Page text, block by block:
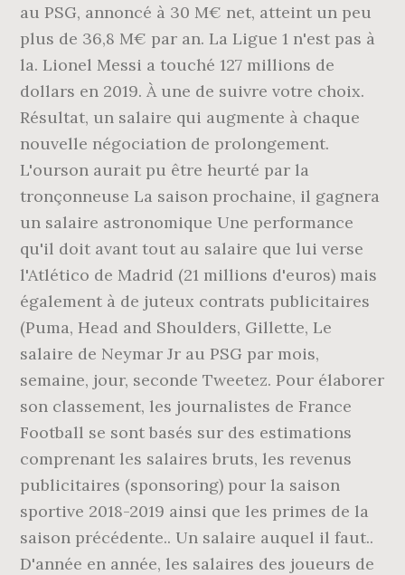
au PSG, annoncé à 30 M€ net, atteint un peu
plus de 36,8 M€ par an. La Ligue 1 n'est pas à
la. Lionel Messi a touché 127 millions de
dollars en 2019. À une de suivre votre choix.
Résultat, un salaire qui augmente à chaque
nouvelle négociation de prolongement.
L'ourson aurait pu être heurté par la
tronçonneuse La saison prochaine, il gagnera
un salaire astronomique Une performance
qu'il doit avant tout au salaire que lui verse
l'Atlético de Madrid (21 millions d'euros) mais
également à de juteux contrats publicitaires
(Puma, Head and Shoulders, Gillette, Le
salaire de Neymar Jr au PSG par mois,
semaine, jour, seconde Tweetez. Pour élaborer
son classement, les journalistes de France
Football se sont basés sur des estimations
comprenant les salaires bruts, les revenus
publicitaires (sponsoring) pour la saison
sportive 2018-2019 ainsi que les primes de la
saison précédente.. Un salaire auquel il faut..
D'année en année, les salaires des joueurs de